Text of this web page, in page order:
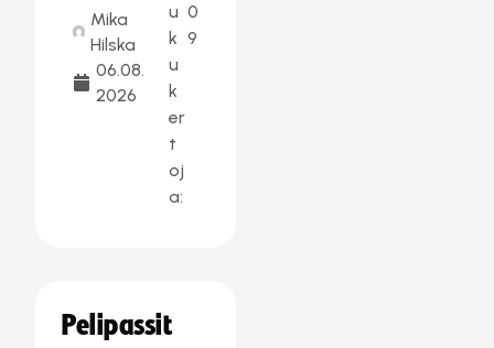
Mika
Hilska
06.08.
2026
u
k
u
k
er
t
oj
a:
0
9
Pelipassit